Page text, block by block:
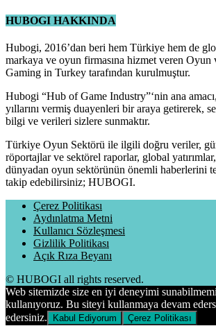
HUBOGI HAKKINDA
Hubogi, 2016’dan beri hem Türkiye hem de
markaya ve oyun firmasına hizmet veren Oyun
Gaming in Turkey tarafından kurulmuştur.
Hubogi “Hub of Game Industry”‘nin ana
yıllarını vermiş duayenleri bir araya getirerek,
bilgi ve verileri sizlere sunmaktır.
Türkiye Oyun Sektörü ile ilgili doğru veriler,
röportajlar ve sektörel raporlar, global
dünyadan oyun sektörünün önemli haberlerini
takip edebilirsiniz; HUBOGI.
Çerez Politikası
Aydınlatma Metni
Kullanıcı Sözleşmesi
Gizlilik Politikası
Açık Rıza Beyanı
© HUBOGI all rights reserved.
Web sitemizde size en iyi deneyimi
kullanıyoruz. Bu siteyi kullanmaya devam
edersiniz.
Kabul Ediyorum Çerez Politikası